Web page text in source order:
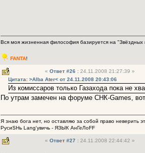
Вся моя жизненная философия базируется на "Звёздных
FANTA!
« Ответ #26 : 24.11.2008 21:27:39 »
Цитата: >Alba Ater< от 24.11.2008 20:43:06
Из комиссаров только Газахода пока не
По утрам замечен на форуме СНК-Games,
Я знаю бога нет, но оставляю за собой право неверить
РусиSHь Lang'увичь - ЯЗЫК АнГеЛоFF
« Ответ #27 : 24.11.2008 22:44:42 »